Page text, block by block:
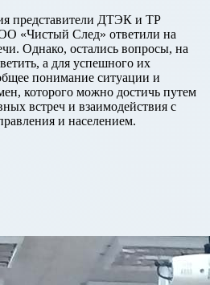
представители ДТЭК и ТР
«Чистый След» ответили на
Однако, остались вопросы, на
а для успешного их
понимание ситуации и
которого можно достичь путем
встреч и взаимодействия с
и населением.